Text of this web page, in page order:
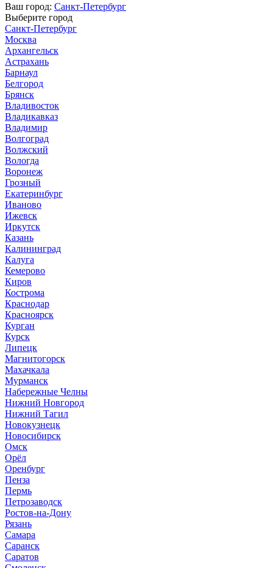
Ваш город: Санкт-Петербург
Выберите город
Санкт-Петербург
Москва
Архангельск
Астрахань
Барнаул
Белгород
Брянск
Владивосток
Владикавказ
Владимир
Волгоград
Волжский
Вологда
Воронеж
Грозный
Екатеринбург
Иваново
Ижевск
Иркутск
Казань
Калининград
Калуга
Кемерово
Киров
Кострома
Краснодар
Красноярск
Курган
Курск
Липецк
Магнитогорск
Махачкала
Мурманск
Набережные Челны
Нижний Новгород
Нижний Тагил
Новокузнецк
Новосибирск
Омск
Орёл
Оренбург
Пенза
Пермь
Петрозаводск
Ростов-на-Дону
Рязань
Самара
Саранск
Саратов